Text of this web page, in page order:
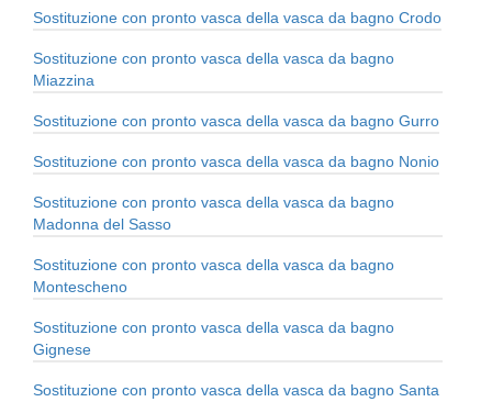
Sostituzione con pronto vasca della vasca da bagno Crodo
Sostituzione con pronto vasca della vasca da bagno
Miazzina
Sostituzione con pronto vasca della vasca da bagno Gurro
Sostituzione con pronto vasca della vasca da bagno Nonio
Sostituzione con pronto vasca della vasca da bagno
Madonna del Sasso
Sostituzione con pronto vasca della vasca da bagno
Montescheno
Sostituzione con pronto vasca della vasca da bagno
Gignese
Sostituzione con pronto vasca della vasca da bagno Santa